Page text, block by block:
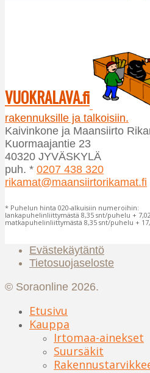
valinnat
tuotteen
sivulla.
VUOKRALAVA.fi
rakennuksille ja talkoisiin.
Kaivinkone ja Maansiirto
Kuormaajantie 23
40320 JYVÄSKYLÄ
puh. * 0207 438 320
rikamat@maansiirtorikamat.fi
* Puhelun hinta 020-alkuisiin numeroihin:
lankapuhelinliittymästä 8,35 snt/puhelu +
matkapuhelinliittymästä 8,35 snt/puhelu +
Evästekäytäntö
Tietosuojaseloste
© Soraonline 2026.
Etusivu
Kauppa
Irtomaa-ainekset
Suursäkit